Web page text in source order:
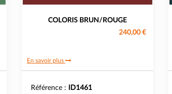
COLORIS BRUN/ROUGE
240,00 €
En savoir plus
Référence : ID1461